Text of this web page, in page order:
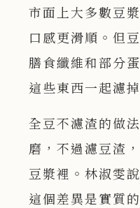
市面上大多數豆
口感更滑順。但
膳食纖維和部分
這些東西一起濾掉
全豆不濾渣的做
磨，不過濾豆渣
豆漿裡。林淑雯
這個差異是實質